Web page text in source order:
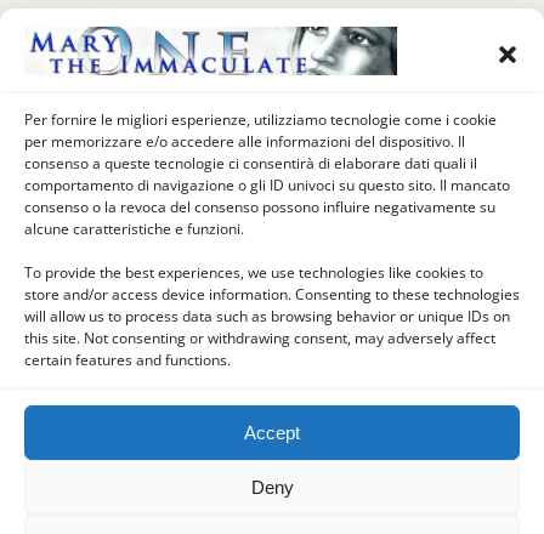
Per fornire le migliori esperienze, utilizziamo tecnologie come i cookie
per memorizzare e/o accedere alle informazioni del dispositivo. Il
consenso a queste tecnologie ci consentirà di elaborare dati quali il
comportamento di navigazione o gli ID univoci su questo sito. Il mancato
consenso o la revoca del consenso possono influire negativamente su
alcune caratteristiche e funzioni.
To provide the best experiences, we use technologies like cookies to
store and/or access device information. Consenting to these technologies
will allow us to process data such as browsing behavior or unique IDs on
this site. Not consenting or withdrawing consent, may adversely affect
certain features and functions.
Accept
Deny
Previous Post
3° Giorno Della Novena
All'Immacolata Di S.
Francesco Antonio Fasani
Next Post
5° Giorno Della Novena
All'Immacolata Di S.
Francesco Antonio Fasani
Back to top
Mobile
Powered by